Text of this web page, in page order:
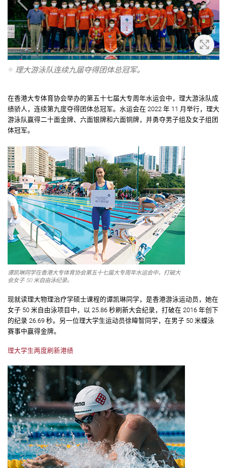
放大
理大游泳队连续九届夺得团体总冠军。
在香港大专体育协会举办的第五十七届大专周年水运会中，理大游泳队成
绩骄人，连续第九度夺得团体总冠军。水运会在 2022 年 11 月举行，理大
游泳队赢得二十面金牌、六面银牌和六面铜牌，并勇夺男子组及女子组团
体冠军。
谭凯琳同学在香港大专体育协会第五十七届大专周年水运会中，打破大
会女子 50 米自由泳纪录。
现就读理大物理治疗学硕士课程的谭凯琳同学，是香港游泳运动员，她在
女子 50 米自由泳项目中，以 25.86 秒刷新大会纪录，打破在 2016 年创下
的纪录 26.69 秒。另一位理大学生运动员徐暐智同学，在男子 50 米蝶泳
赛事中赢得金牌。
理大学生两度刷新港绩